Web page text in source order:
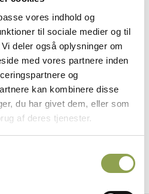
vores indhold og
til sociale medier og til
deler også oplysninger om
med vores partnere inden
og
kan kombinere disse
du har givet dem, eller som
af deres tjenester.
holder du dig opdateret
for jagtens verden. Hver
nyhedsbrev med et
nyheder. Derudover har
på flere forskellige
udsendes ad hoc – altså
efter behov.